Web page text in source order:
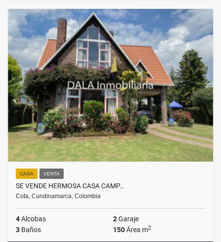
CASA VENTA
SE VENDE HERMOSA CASA CAMP…
Cota, Cundinamarca, Colombia
4Alcobas 2Garaje
3 Baños 150Área m2